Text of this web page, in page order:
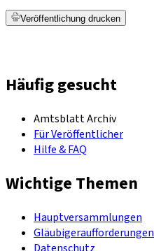
Veröffentlichung drucken
Häufig gesucht
Amtsblatt Archiv
Für Veröffentlicher
Hilfe & FAQ
Wichtige Themen
Hauptversammlungen
Gläubigeraufforderungen